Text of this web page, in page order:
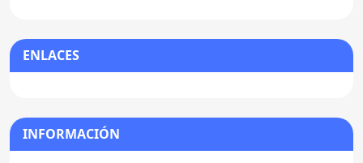
ENLACES
INFORMACIÓN